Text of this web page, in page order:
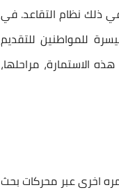
في ذلك نظام التقاعد. في
للمواطنين للتقديم
الاستمارة، مراحلها،
اخرى عبر محركات بحث